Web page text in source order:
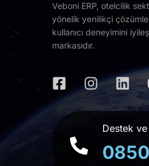
Veboni ERP, otelcilik
yönelik yenilikçi
kullanıcı deneyimini
markasıdır.
Destek ve
0850